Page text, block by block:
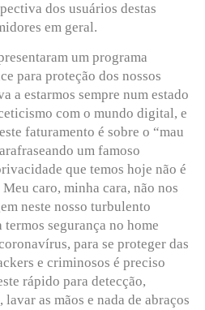
dos usuários destas
em geral.
um programa
para proteção dos nossos
a estarmos sempre num estado
com o mundo digital, e
faturamento é sobre o “mau
um famoso
que temos hoje não é
caro, minha cara, não nos
neste nosso turbulento
segurança no home
para se proteger das
e criminosos é preciso
rápido para detecção,
lavar as mãos e nada de abraços